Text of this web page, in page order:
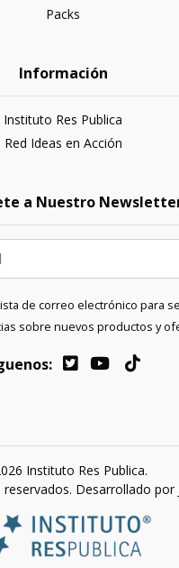
Packs
Información
Instituto Res Publica
Red Ideas en Acción
a Nuestro
de correo electrónico para
sobre nuevos productos y
Instituto Res Publica.
Desarrollado por